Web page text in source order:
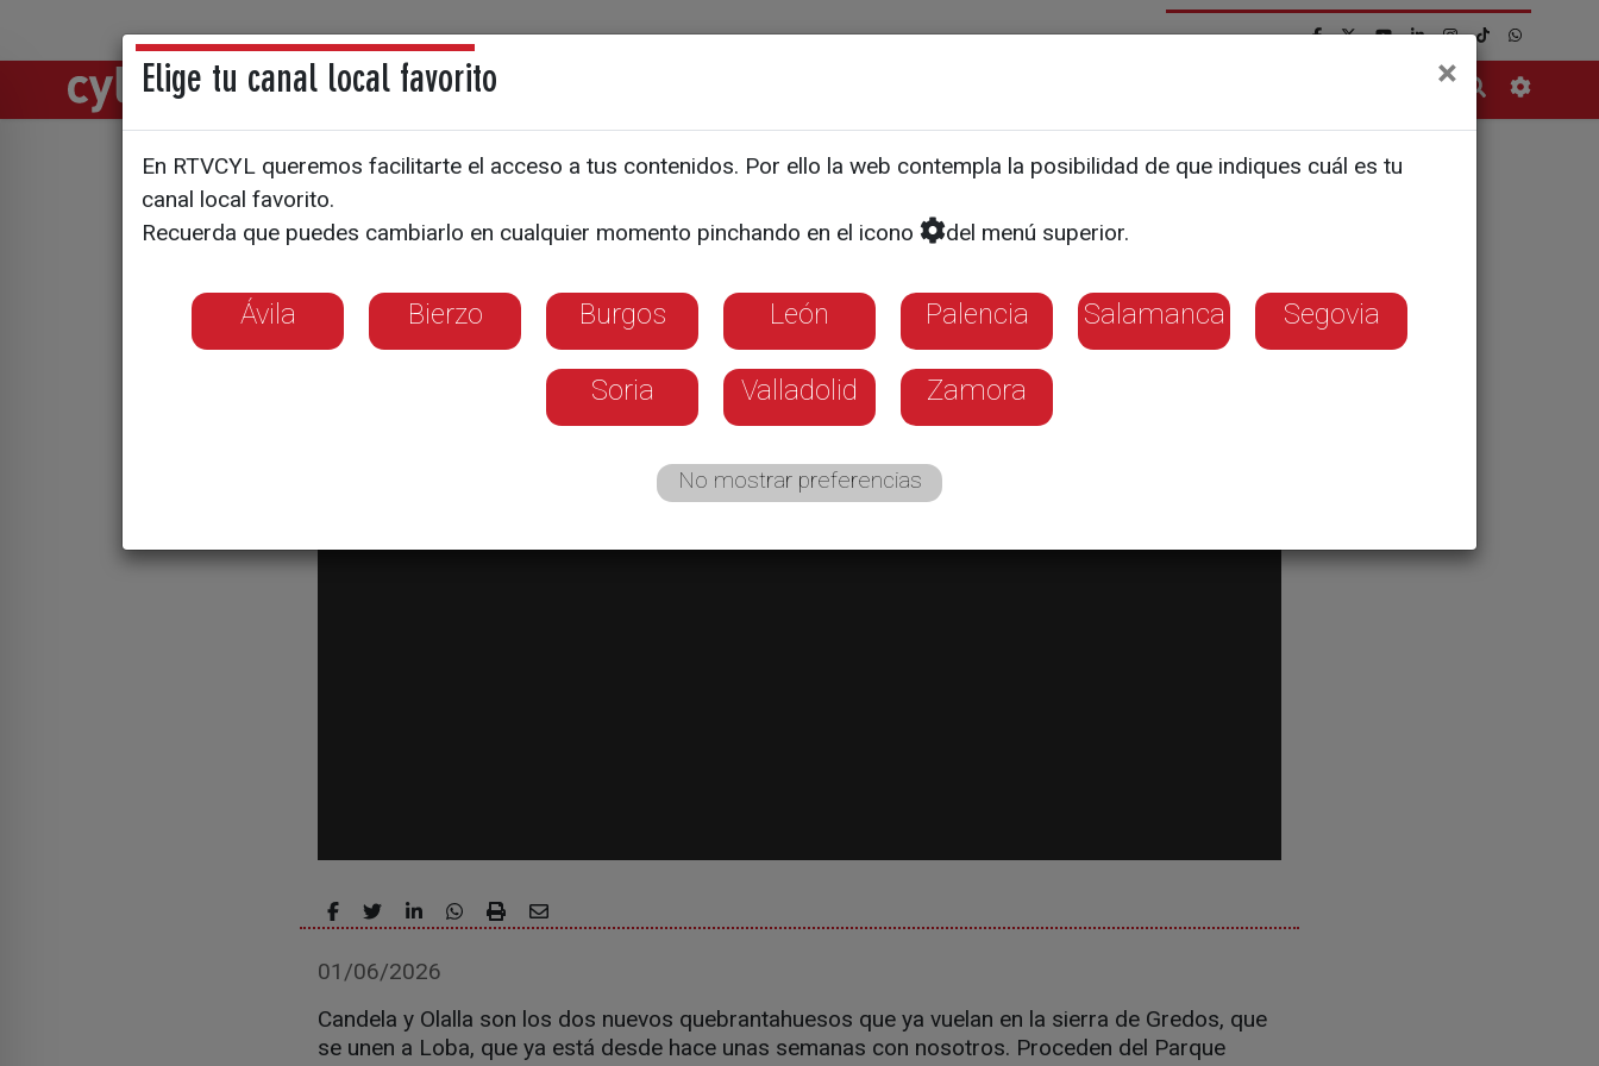
Directos Noticias
Dos nuevos quebrantahuesos ya vuelan en
Gredos
01/06/2026
Candela y Olalla son los dos nuevos quebrantahuesos que ya vuelan en la sierra de Gredos, que
se unen a Loba, que ya está desde hace unas semanas con nosotros. Proceden del Parque
Elige tu canal local favorito ×
En RTVCYL queremos facilitarte el acceso a tus contenidos. Por ello la web contempla la posibilidad de que indiques cuál es tu
canal local favorito.
Recuerda que puedes cambiarlo en cualquier momento pinchando en el icono
del menú superior.
Ávila Bierzo Burgos León Palencia Salamanca Segovia
Soria Valladolid Zamora
No mostrar preferencias